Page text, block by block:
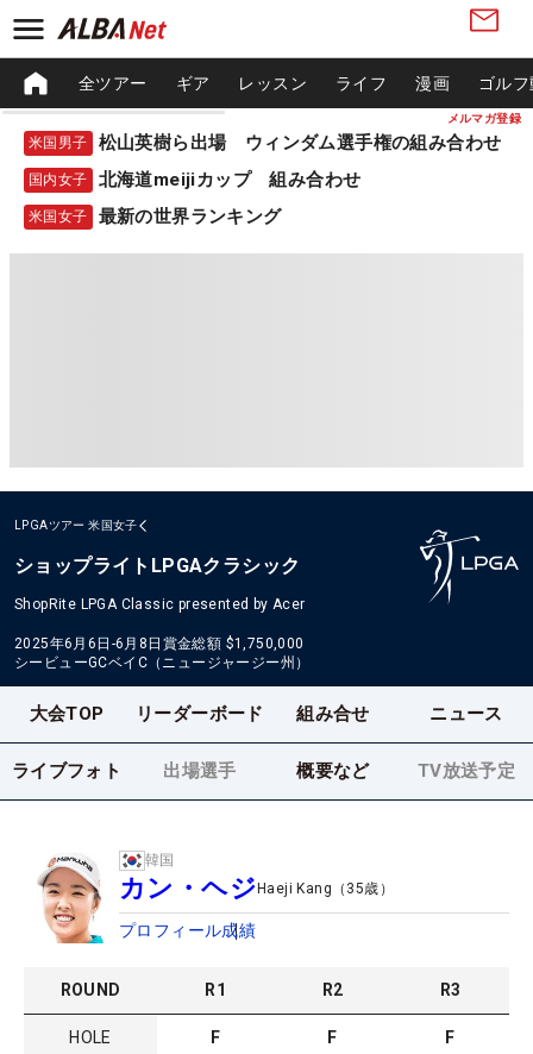
メルマガ登録
全ツアー ギア レッスン ライフ 漫画 ゴル
米国男子 松山英樹ら出場 ウィンダム選手権の組み合わせ
国内女子 北海道meijiカップ 組み合わせ
米国女子 最新の世界ランキング
LPGAツアー 米国女子
ショップライトLPGAクラシック
ShopRite LPGA Classic presented by Acer
2025年6月6日-6月8日 賞金総額 $1,750,000
シービューGCベイC（ニュージャージー州）
大会TOP リーダーボード 組み合せ ニュース
ライブフォト 出場選手 概要など TV放送予定
韓国
カン・ヘジHaeji Kang （ 35歳）
プロフィール成績
ROUND R1 R2 R3
HOLE F F F